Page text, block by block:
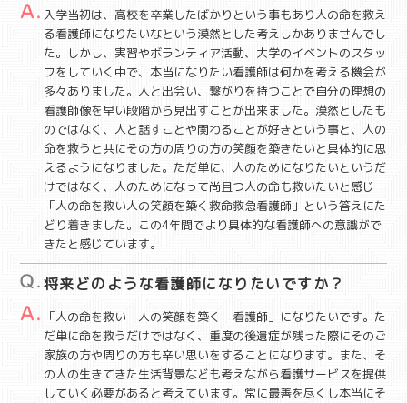
入学当初は、高校を卒業したばかりという事もあり人の命を救え
る看護師になりたいなという漠然とした考えしかありませんでし
た。しかし、実習やボランティア活動、大学のイベントのスタッ
フをしていく中で、本当になりたい看護師は何かを考える機会が
多々ありました。人と出会い、繋がりを持つことで自分の理想の
看護師像を早い段階から見出すことが出来ました。漠然としたも
のではなく、人と話すことや関わることが好きという事と、人の
命を救うと共にその方の周りの方の笑顔を築きたいと具体的に思
えるようになりました。ただ単に、人のためになりたいというだ
けではなく、人のためになって尚且つ人の命も救いたいと感じ
「人の命を救い人の笑顔を築く救命救急看護師」という答えにた
どり着きました。この4年間でより具体的な看護師への意識がで
きたと感じています。
将来どのような看護師になりたいですか？
「人の命を救い 人の笑顔を築く 看護師」になりたいです。た
だ単に命を救うだけではなく、重度の後遺症が残った際にそのご
家族の方や周りの方も辛い思いをすることになります。また、そ
の人の生きてきた生活背景なども考えながら看護サービスを提供
していく必要があると考えています。常に最善を尽くし本当にそ